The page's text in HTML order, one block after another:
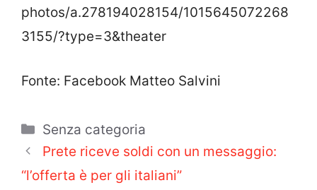
photos/a.278194028154/1015645072268
3155/?type=3&theater
Fonte: Facebook Matteo Salvini
Categorie
Senza categoria
Prete riceve soldi con un messaggio:
“l’offerta è per gli italiani”